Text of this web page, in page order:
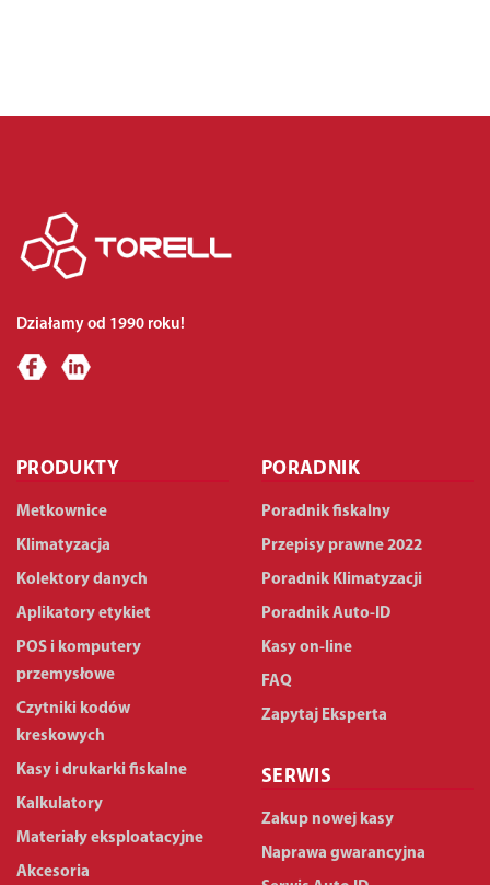
Działamy od 1990 roku!
PRODUKTY
Metkownice
Klimatyzacja
Kolektory danych
Aplikatory etykiet
POS i komputery
przemysłowe
Czytniki kodów
kreskowych
Kasy i drukarki fiskalne
Kalkulatory
Materiały eksploatacyjne
Akcesoria
PORADNIK
Poradnik fiskalny
Przepisy prawne 2022
Poradnik Klimatyzacji
Poradnik Auto-ID
Kasy on-line
FAQ
Zapytaj Eksperta
SERWIS
Zakup nowej kasy
Naprawa gwarancyjna